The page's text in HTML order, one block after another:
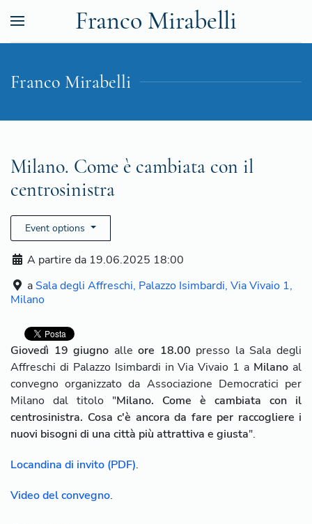
Franco Mirabelli
Franco Mirabelli
Milano. Come è cambiata con il
centrosinistra
Event options
A partire da 19.06.2025 18:00
a Sala degli Affreschi, Palazzo Isimbardi, Via Vivaio 1,
Milano
Giovedì 19 giugno alleore 18.00 presso la Sala degli
Affreschi di Palazzo Isimbardi in Via Vivaio 1 a Milano al
convegno organizzato da Associazione Democratici per
Milano dal titolo "Milano. Come è cambiata con il
centrosinistra. Cosa c'è ancora da fare per raccogliere i
nuovi bisogni di una città più attrattiva e giusta".
Locandina di invito (PDF).
Video del convegno.